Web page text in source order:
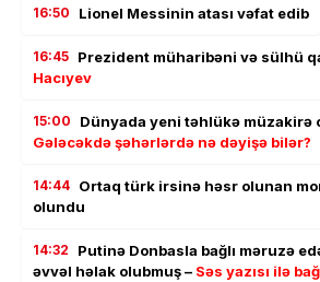
16:50 Lionel Messinin atası vəfat edib
16:45 Prezident müharibəni və sülhü
Hacıyev
15:00
Dünyada yeni təhlükə müzakirə
Gələcəkdə şəhərlərdə nə dəyişə bilər?
14:44 Ortaq türk irsinə həsr olunan
olundu
14:32
Putinə Donbasla bağlı məruzə
əvvəl həlak olubmuş – Səs yazısı ilə